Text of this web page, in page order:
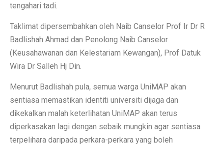
tengahari tadi.
Taklimat dipersembahkan oleh Naib Canselor Prof Ir Dr R
Badlishah Ahmad dan Penolong Naib Canselor
(Keusahawanan dan Kelestariam Kewangan), Prof Datuk
Wira Dr Salleh Hj Din.
Menurut Badlishah pula, semua warga UniMAP akan
sentiasa memastikan identiti universiti dijaga dan
dikekalkan malah keterlihatan UniMAP akan terus
diperkasakan lagi dengan sebaik mungkin agar sentiasa
terpelihara daripada perkara-perkara yang boleh